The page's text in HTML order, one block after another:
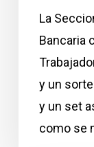
La
Bancaria
y un
y un set
como se